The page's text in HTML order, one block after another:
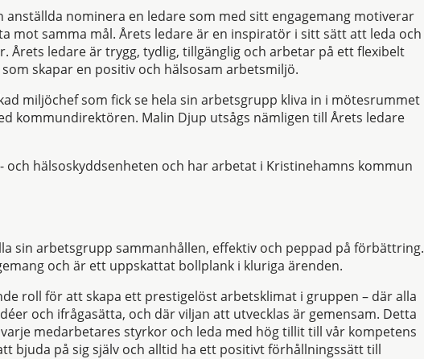
anställda nominera en ledare som med sitt engagemang motiverar
mot samma mål. Årets ledare är en inspiratör i sitt sätt att leda och
Årets ledare är trygg, tydlig, tillgänglig och arbetar på ett flexibelt
skapar en positiv och hälsosam arbetsmiljö.
miljöchef som fick se hela sin arbetsgrupp kliva in i mötesrummet
kommundirektören. Malin Djup utsågs nämligen till Årets ledare
och hälsoskyddsenheten och har arbetat i Kristinehamns kommun
sin arbetsgrupp sammanhållen, effektiv och peppad på förbättring.
och är ett uppskattat bollplank i kluriga ärenden.
roll för att skapa ett prestigelöst arbetsklimat i gruppen – där alla
och ifrågasätta, och där viljan att utvecklas är gemensam. Detta
medarbetares styrkor och leda med hög tillit till vår kompetens
bjuda på sig själv och alltid ha ett positivt förhållningssätt till